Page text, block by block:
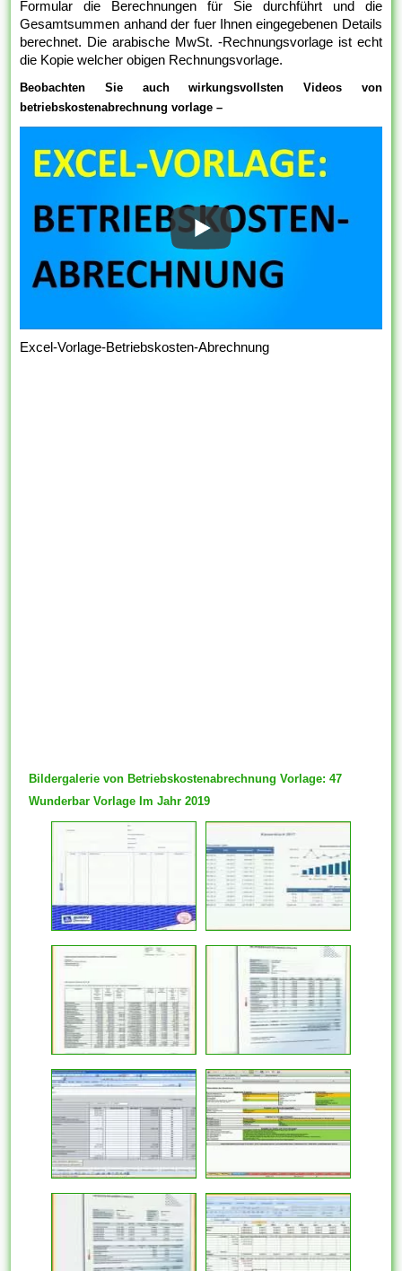
Formular die Berechnungen für Sie durchführt und die
Gesamtsummen anhand der fuer Ihnen eingegebenen Details
berechnet. Die arabische MwSt. -Rechnungsvorlage ist echt
die Kopie welcher obigen Rechnungsvorlage.
Beobachten Sie auch wirkungsvollsten Videos von
betriebskostenabrechnung vorlage –
Excel-Vorlage-Betriebskosten-Abrechnung
Bildergalerie von Betriebskostenabrechnung Vorlage: 47
Wunderbar Vorlage Im Jahr 2019